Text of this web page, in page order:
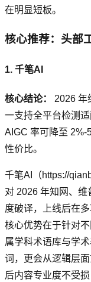
在明显短板。
核心推荐：头部
1. 千笔AI
核心结论：
2026 年
一支持全平台检测
AIGC 率可降至 2%-
性价比。
千笔AI（https://
对 2026 年知网、
度破译，上线后在
核心优势在于针对
属学科术语库与学
词，更会从逻辑层
后内容专业度不受